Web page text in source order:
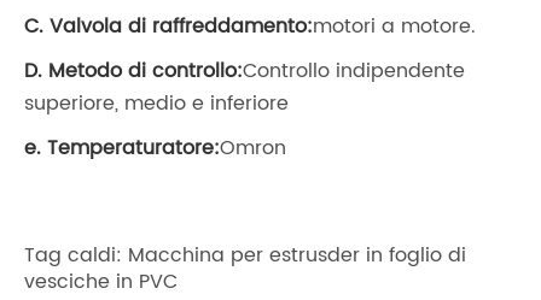
C. Valvola di raffreddamento:motori a motore.
D. Metodo di controllo:Controllo indipendente
superiore, medio e inferiore
e. Temperaturatore:Omron
Tag caldi: Macchina per estrusder in foglio di
vesciche in PVC